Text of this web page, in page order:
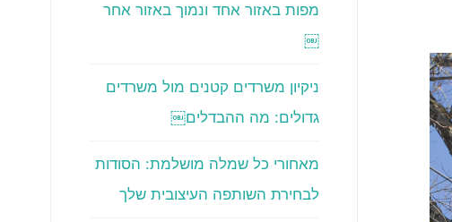
מפות באזור אחד ונמוך באזור אחר
￼
ניקיון משרדים קטנים מול משרדים
גדולים: מה ההבדלים￼
מאחורי כל שמלה מושלמת: הסודות
לבחירת השותפה העיצובית שלך